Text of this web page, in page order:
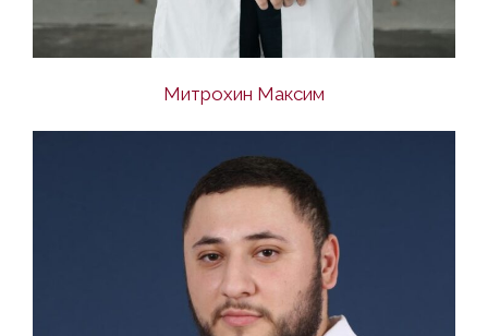
Митрохин Максим